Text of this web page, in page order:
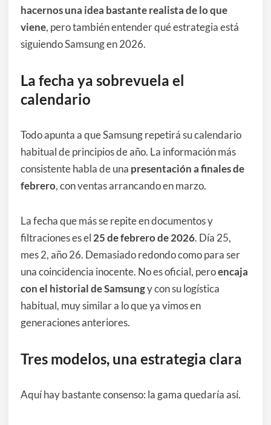
hacernos una idea bastante realista de lo que
viene, pero también entender qué estrategia está
siguiendo Samsung en 2026.
La fecha ya sobrevuela el
calendario
Todo apunta a que Samsung repetirá su calendario
habitual de principios de año. La información más
consistente habla de una presentación a finales de
febrero, con ventas arrancando en marzo.
La fecha que más se repite en documentos y
filtraciones es el 25 de febrero de 2026. Día 25,
mes 2, año 26. Demasiado redondo como para ser
una coincidencia inocente. No es oficial, peroencaja
con el historial de Samsungy con su logística
habitual, muy similar a lo que ya vimos en
generaciones anteriores.
Tres modelos, una estrategia clara
Aquí hay bastante consenso: la gama quedaría así.